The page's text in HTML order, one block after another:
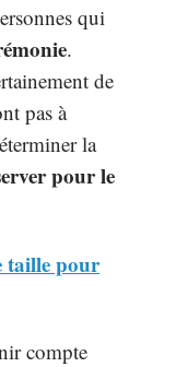
qui
.
de
pas à
la
pour le
taille pour
compte